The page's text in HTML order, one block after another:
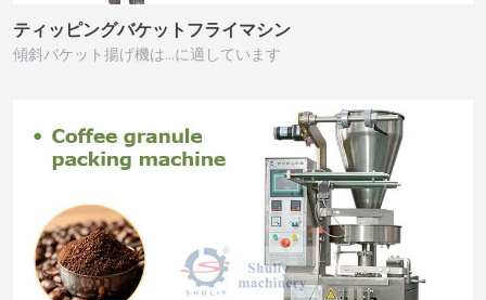
ティッピングバケットフライマシン
傾斜バケット揚げ機は…に適しています